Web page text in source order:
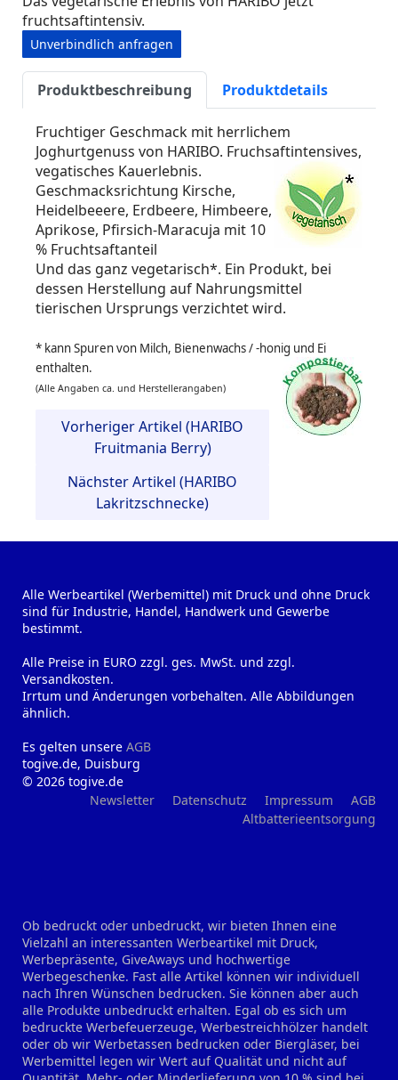
fruchtsaftintensiv.
Unverbindlich anfragen
Produktbeschreibung Produktdetails
Fruchtiger Geschmack mit herrlichem
Joghurtgenuss von HARIBO. Fruchsaftintensives,
vegatisches Kauerlebnis.
Geschmacksrichtung Kirsche,
Heidelbeeere, Erdbeere, Himbeere,
Aprikose, Pfirsich-Maracuja mit 10
% Fruchtsaftanteil
Und das ganz vegetarisch*. Ein Produkt, bei
dessen Herstellung auf Nahrungsmittel
tierischen Ursprungs verzichtet wird.
* kann Spuren von Milch, Bienenwachs / -honig und Ei
enthalten.
(Alle Angaben ca. und Herstellerangaben)
Vorheriger Artikel (HARIBO
Fruitmania Berry)
Nächster Artikel (HARIBO
Lakritzschnecke)
Alle Werbeartikel (Werbemittel) mit Druck und ohne Druck
sind für Industrie, Handel, Handwerk und Gewerbe
bestimmt.
Alle Preise in EURO zzgl. ges. MwSt. und zzgl.
Versandkosten.
Irrtum und Änderungen vorbehalten. Alle Abbildungen
ähnlich.
Es gelten unsere AGB
togive.de, Duisburg
© 2026 togive.de
Newsletter
Datenschutz Impressum
AGB
Altbatterieentsorgung
Ob bedruckt oder unbedruckt, wir bieten Ihnen eine
Vielzahl an interessanten Werbeartikel mit Druck,
Werbepräsente, GiveAways und hochwertige
Werbegeschenke. Fast alle Artikel können wir individuell
nach Ihren Wünschen bedrucken. Sie können aber auch
alle Produkte unbedruckt erhalten. Egal ob es sich um
bedruckte Werbefeuerzeuge, Werbestreichhölzer handelt
oder ob wir Werbetassen bedrucken oder Biergläser, bei
Werbemittel legen wir Wert auf Qualität und nicht auf